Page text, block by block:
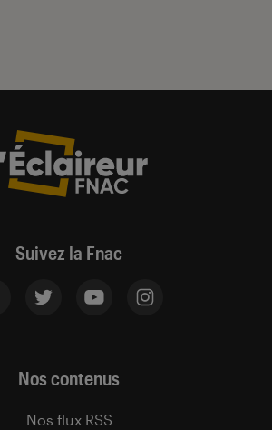
Suivez la Fnac
Nos contenus
Nos flux RSS